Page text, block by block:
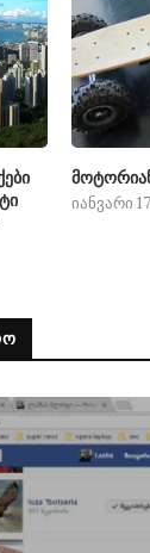
იანვარი